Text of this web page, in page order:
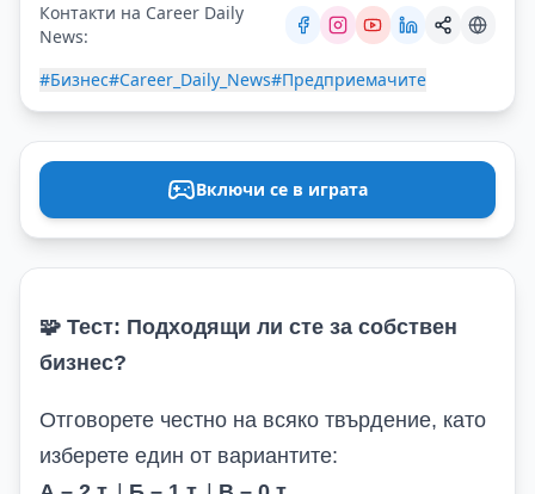
Контакти на Career Daily
News:
#Бизнес#Career_Daily_News#Предприемачите
Включи се в играта
🧩 Тест: Подходящи ли сте за собствен
бизнес?
Отговорете честно на всяко твърдение, като
изберете един от вариантите: